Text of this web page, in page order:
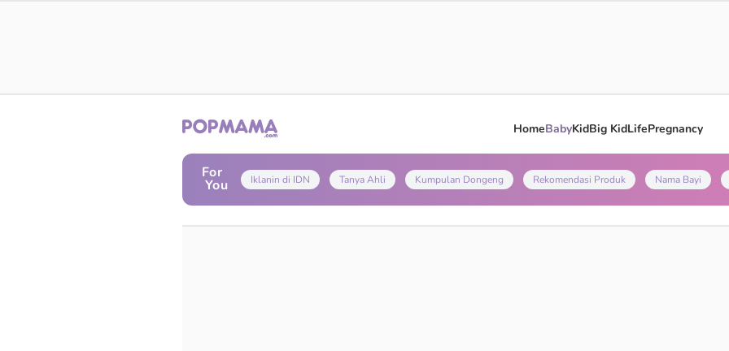
HomeBabyKidBig KidLifePregnancy
For
You Iklanin di IDN Tanya Ahli Kumpulan Dongeng Rekomendasi Produk Nama Bayi